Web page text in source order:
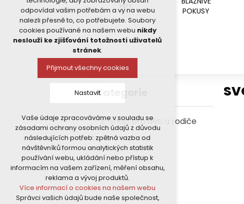
odpovídal vašim potřebám a vy na webu
nalezli přesně to, co potřebujete. Soubory
cookies používané na našem webu nikdy
neslouží ke zjišťování totožnosti uživatelů
stránek.
Přijmout všechny cookies
Nastavit
Technická cookies
nutná pro provozování webu
udržení kontextu stránek (session):
případná přihlášení, volby jazyka, apod.
Volitelná cookies
analytická pro anonymizované
vyhodnocení návštěvnosti
marketingová cookies (Google)
Vaše údaje zpracováváme v souladu se
zásadami ochrany osobních údajů z důvodu
následujících potřeb: zpětná vazba od
návštěvníků formou analytických statistik
používání webu, ukládání nebo přístup k
informacím na vašem zařízení, měření obsahu,
reklama a vývoj produktů.
Více informací o cookies na našem webu
Správci vašich údajů bude naše společnost,
HRY
POKUSY
Kategorie
E-shop pro děti a rodiče